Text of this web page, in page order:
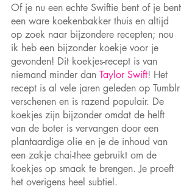
Of je nu een echte Swiftie bent of je bent
een ware koekenbakker thuis en altijd
op zoek naar bijzondere recepten; nou
ik heb een bijzonder koekje voor je
gevonden! Dit koekjes-recept is van
niemand minder dan Taylor Swift! Het
recept is al vele jaren geleden op Tumblr
verschenen en is razend populair. De
koekjes zijn bijzonder omdat de helft
van de boter is vervangen door een
plantaardige olie en je de inhoud van
een zakje chai-thee gebruikt om de
koekjes op smaak te brengen. Je proeft
het overigens heel subtiel.